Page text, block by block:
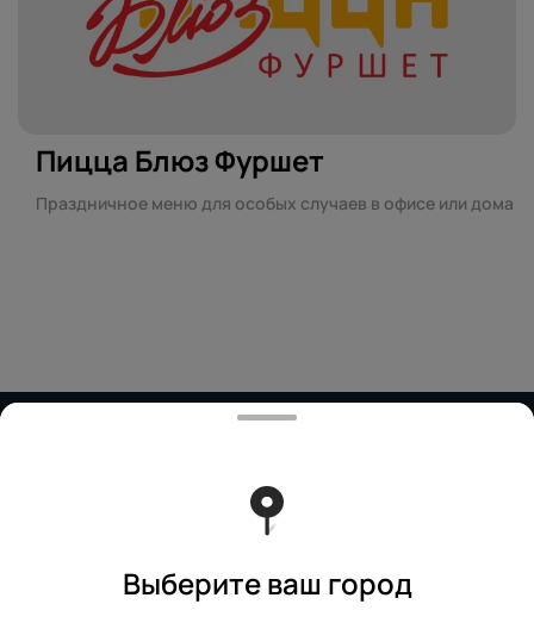
Пицца Блюз Фуршет
Праздничное меню для особых случаев в офисе или дома
Политика конфиденциальности
Выберите ваш город